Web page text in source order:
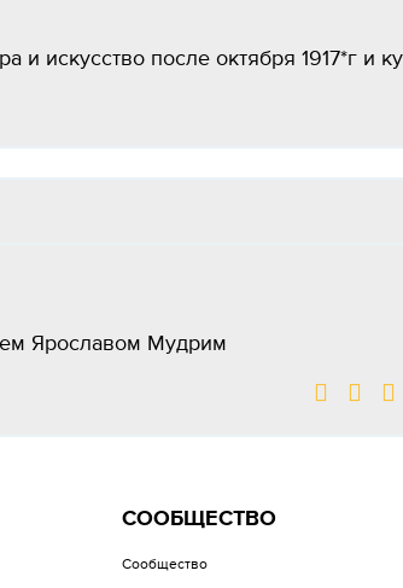
и искусство после октября 1917*г и
Ярославом Мудрим
СООБЩЕСТВО
Сообщество